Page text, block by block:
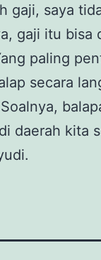
gaji, saya
gaji itu bisa
paling
secara
daerah kita